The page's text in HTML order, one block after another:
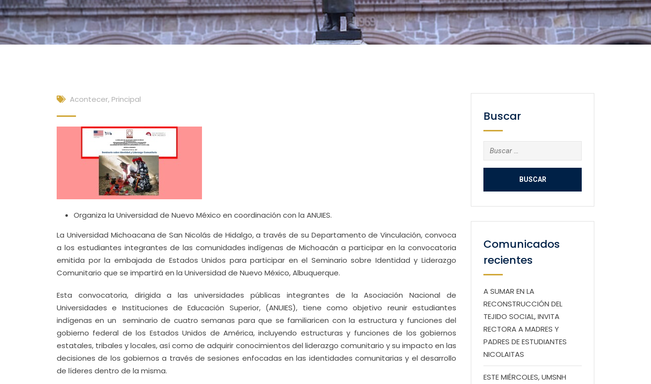
Acontecer, Principal
Organiza la Universidad de Nuevo México en coordinación con la ANUIES.
La Universidad Michoacana de San Nicolás de Hidalgo, a través de su Departamento de Vinculación, convoca
a los estudiantes integrantes de las comunidades indígenas de Michoacán a participar en la convocatoria
emitida por la embajada de Estados Unidos para participar en el Seminario sobre Identidad y Liderazgo
Comunitario que se impartirá en la Universidad de Nuevo México, Albuquerque.
Esta convocatoria, dirigida a las universidades públicas integrantes de la Asociación Nacional de
Universidades e Instituciones de Educación Superior, (ANUIES), tiene como objetivo reunir estudiantes
indígenas en un seminario de cuatro semanas para que se familiaricen con la estructura y funciones del
gobierno federal de los Estados Unidos de América, incluyendo estructuras y funciones de los gobiernos
estatales, tribales y locales, así como de adquirir conocimientos del liderazgo comunitario y su impacto en las
decisiones de los gobiernos a través de sesiones enfocadas en las identidades comunitarias y el desarrollo
de líderes dentro de la misma.
Buscar
Buscar:
Comunicados
recientes
A SUMAR EN LA
RECONSTRUCCIÓN DEL
TEJIDO SOCIAL, INVITA
RECTORA A MADRES Y
PADRES DE ESTUDIANTES
NICOLAITAS
ESTE MIÉRCOLES, UMSNH